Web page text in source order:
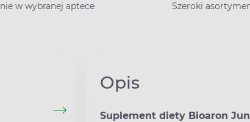
w wybranej aptece Szeroki
Opis
Suplement diety Bioaron